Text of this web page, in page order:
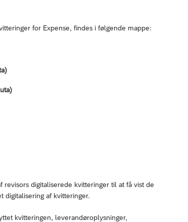
for Expense, findes i følgende mappe:
digitaliserede kvitteringer til at få vist de
digitalisering af kvitteringer.
kvitteringen, leverandøroplysninger,